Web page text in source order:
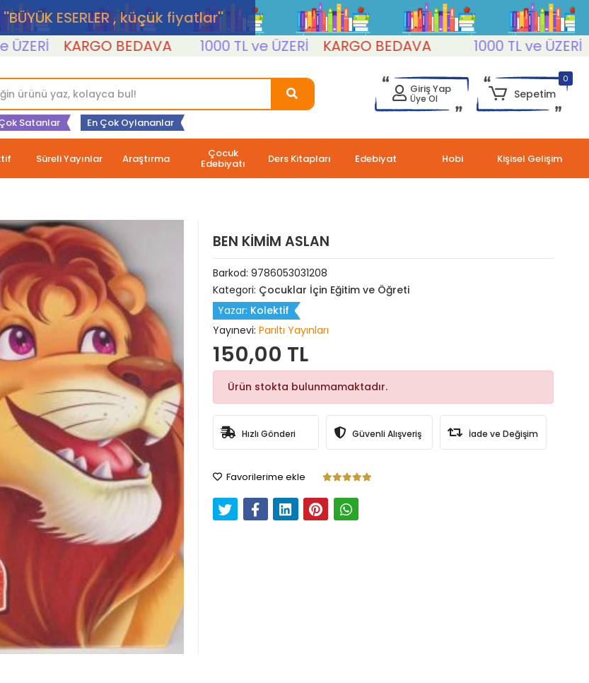
''BÜYÜK ESERLER , küçük fiyatlar''
KARGO BEDAVA 1000 TL ve ÜZERİ KARGO BEDAVA 1000 TL ve ÜZERİ
Satanlar En Çok Oylananlar
Giriş Yap
Üye Ol
0
Sepetim
Süreli Yayınlar Araştırma Çocuk
Edebiyatı Ders Kitapları Edebiyat Hobi Kişisel Gelişim
BEN KİMİM ASLAN
Barkod: 9786053031208
Kategori: Çocuklar İçin Eğitim ve Öğreti
Yazar: Kolektif
Yayınevi: Parıltı Yayınları
150,00 TL
Ürün stokta bulunmamaktadır.
Hızlı Gönderi Güvenli Alışveriş İade ve Değişim
Favorilerime ekle